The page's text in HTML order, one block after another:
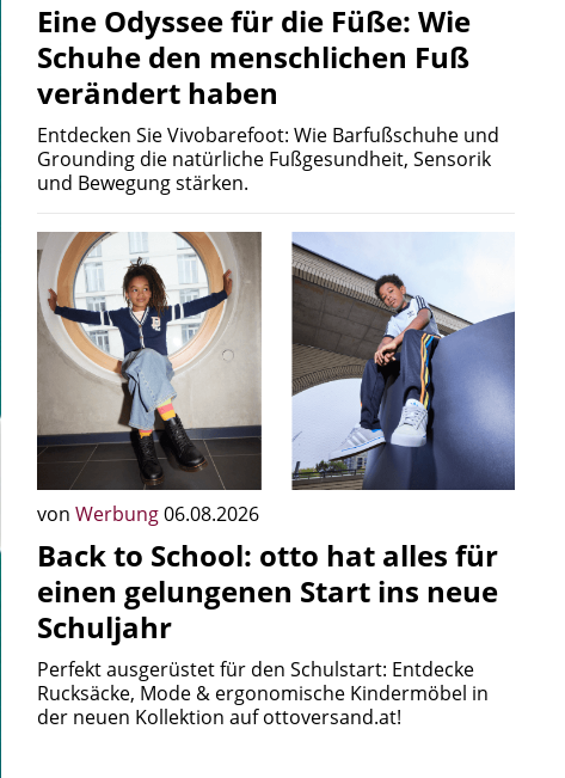
Eine Odyssee für die Füße: Wie
Schuhe den menschlichen Fuß
verändert haben
Entdecken Sie Vivobarefoot: Wie Barfußschuhe und
Grounding die natürliche Fußgesundheit, Sensorik
und Bewegung stärken.
von Werbung06.08.2026
Back to School: otto hat alles für
einen gelungenen Start ins neue
Schuljahr
Perfekt ausgerüstet für den Schulstart: Entdecke
Rucksäcke, Mode & ergonomische Kindermöbel in
der neuen Kollektion auf ottoversand.at!